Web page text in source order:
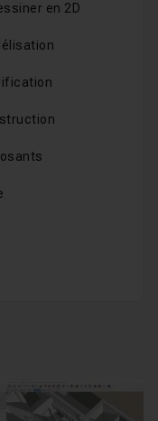
de concevoir de
modèles avec
fournis.
en 2D